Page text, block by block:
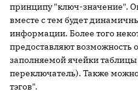
принципу "ключ-значение".
вместе с тем будет
информации. Более того
предоставляют возможность
заполняемой ячейки таблицы
переключатель). Также
тэгов".